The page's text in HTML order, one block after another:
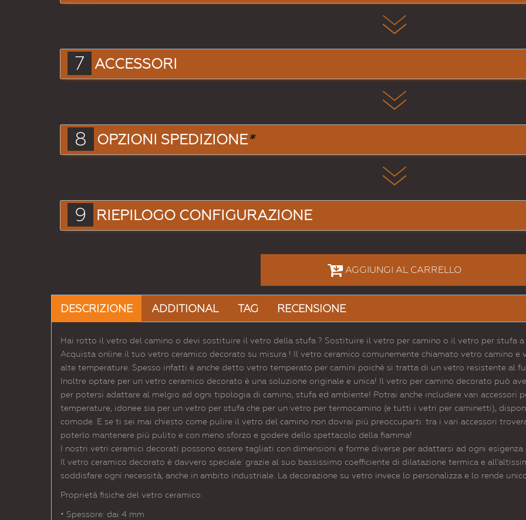
7 ACCESSORI
8 OPZIONI SPEDIZIONE*
9 RIEPILOGO CONFIGURAZIONE
AGGIUNGI AL CARRELLO
DESCRIZIONE ADDITIONAL TAG RECENSIONE
Hai rotto il vetro del camino o devi sostituire il vetro della stufa ? Sostituire il vetro per camino o il vetro per stufa a
Acquista online il tuo vetro ceramico decorato su misura ! Il vetro ceramico comunemente chiamato vetro camino e
alte temperature. Spesso infatti è anche detto vetro temperato per camini poichè si tratta di un vetro resistente al
Inoltre optare per un vetro ceramico decorato è una soluzione originale e unica! Il vetro per camino decorato può
per potersi adattare al melgio ad ogni tipologia di camino, stufa ed ambiente! Potrai anche includere vari accessori
temperature, idonee sia per un vetro per stufa che per un vetro per termocamino (e tutti i vetri per caminetti),
comode. E se ti sei mai chiesto come pulire il vetro del camino non dovrai più preoccuparti: tra i vari accessori
poterlo mantenere più pulito e con meno sforzo e godere dello spettacolo della fiamma!
I nostri vetri ceramici decorati possono essere tagliati con dimensioni e forme diverse per adattarsi ad ogni
Il vetro ceramico decorato è davvero speciale: grazie al suo bassissimo coefficiente di dilatazione termica e
soddisfare ogni necessità, anche in ambito industriale. La decorazione su vetro invece lo personalizza e lo rende
Proprietà fisiche del vetro ceramico:
• Spessore: dai 4 mm